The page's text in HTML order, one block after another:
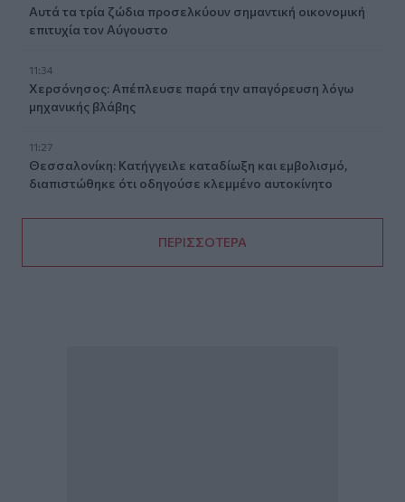
Αυτά τα τρία ζώδια προσελκύουν σημαντική οικονομική
επιτυχία τον Αύγουστο
11:34
Χερσόνησος: Απέπλευσε παρά την απαγόρευση λόγω
μηχανικής βλάβης
11:27
Θεσσαλονίκη: Κατήγγειλε καταδίωξη και εμβολισμό,
διαπιστώθηκε ότι οδηγούσε κλεμμένο αυτοκίνητο
ΠΕΡΙΣΣΟΤΕΡΑ